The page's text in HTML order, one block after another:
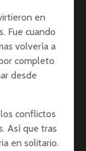
en
Fue cuando
volvería a
completo
desde
conflictos
Así que tras
en solitario.